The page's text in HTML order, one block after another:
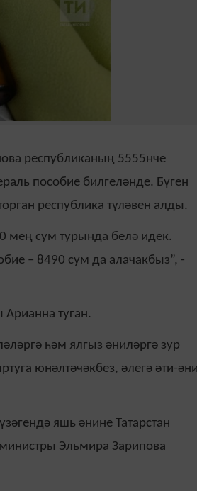
республиканың 5555нче
пособие билгеләнде. Бүген
республика түләвен алды.
мең сум турында белә идек.
– 8490 сум да алачакбыз”, -
Арианна туган.
һәм ялгыз әниләргә зур
юнәлтәчәкбез, әлегә әти-
яшь әнине Татарстан
Эльмира Зарипова